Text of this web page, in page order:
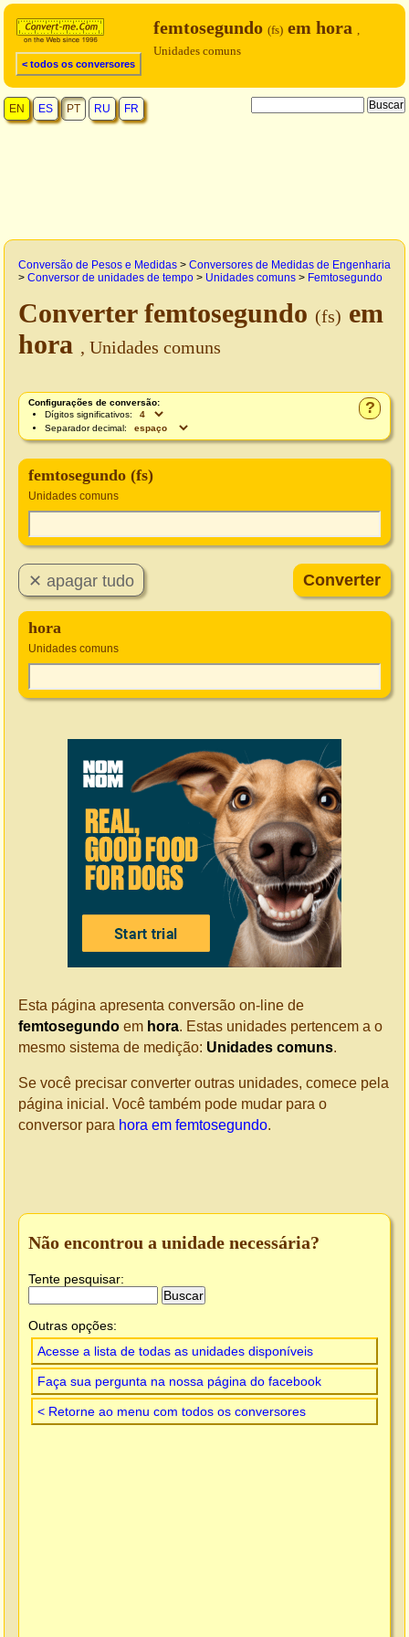
< todos os conversores
femtosegundo (fs) em hora ,
Unidades comuns
EN ES PT RU FR
Conversão de Pesos e Medidas > Conversores de Medidas de Engenharia
> Conversor de unidades de tempo > Unidades comuns > Femtosegundo
Converter femtosegundo (fs) em
hora , Unidades comuns
?
Configurações de conversão:
Dígitos significativos:
Separador decimal:
femtosegundo (fs)
Unidades comuns
hora
Unidades comuns
Esta página apresenta conversão on-line de
femtosegundo em hora. Estas unidades pertencem a o
mesmo sistema de medição: Unidades comuns.
Se você precisar converter outras unidades, comece pela
página inicial. Você também pode mudar para o
conversor para hora em femtosegundo.
Não encontrou a unidade necessária?
Tente pesquisar:
Outras opções:
Acesse a lista de todas as unidades disponíveis
Faça sua pergunta na nossa página do facebook
< Retorne ao menu com todos os conversores